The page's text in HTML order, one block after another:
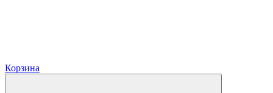
Корзина